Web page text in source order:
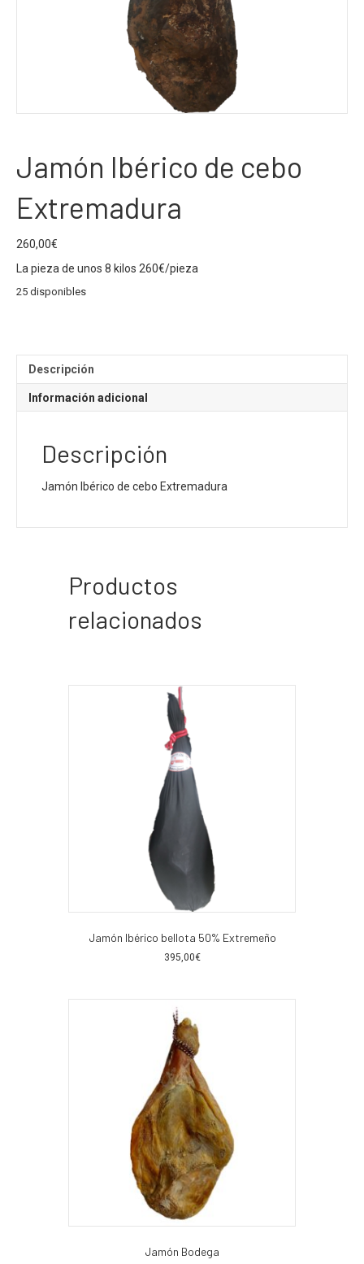
Jamón Ibérico de cebo
Extremadura
260,00€
La pieza de unos 8 kilos 260€/pieza
25 disponibles
Descripción
Información adicional
Descripción
Jamón Ibérico de cebo Extremadura
Productos
relacionados
Jamón Ibérico bellota 50% Extremeño
395,00€
Jamón Bodega